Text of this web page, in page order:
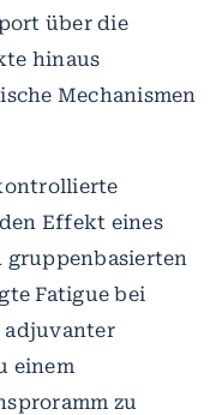
über die
hinaus
Mechanismen
Effekt eines
Fatigue bei
einem
zu